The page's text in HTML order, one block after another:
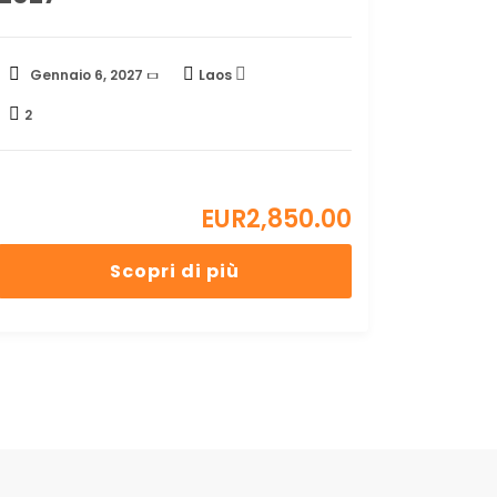
Gennaio 6, 2027 Laos
2
EUR2,850.00
Scopri di più